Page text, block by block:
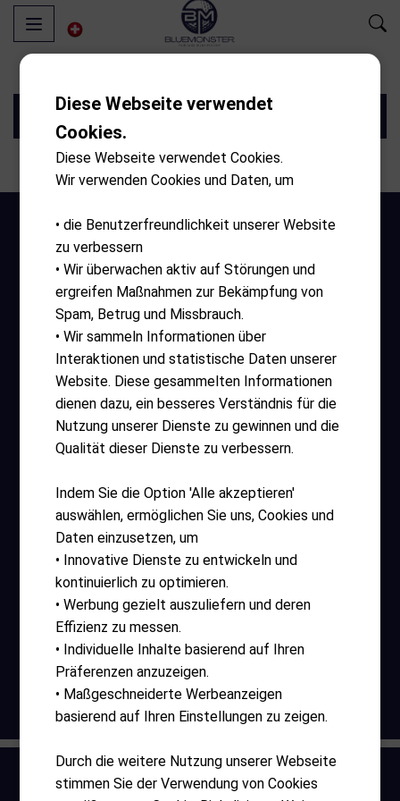
Produkte Wunschzettel Warenkorb
Filter
Öffnungszeiten
Montag – Sonntag 10:00 – 17:30
Hilfreiche Links
AGB
Register
Zahlungsmethode
© 2026 bluemonster.ch
Diese Webseite verwendet
Cookies.
Diese Webseite verwendet Cookies.
Wir verwenden Cookies und Daten, um
• die Benutzerfreundlichkeit unserer Website
zu verbessern
• Wir überwachen aktiv auf Störungen und
ergreifen Maßnahmen zur Bekämpfung von
Spam, Betrug und Missbrauch.
• Wir sammeln Informationen über
Interaktionen und statistische Daten unserer
Website. Diese gesammelten Informationen
dienen dazu, ein besseres Verständnis für die
Nutzung unserer Dienste zu gewinnen und die
Qualität dieser Dienste zu verbessern.
Indem Sie die Option 'Alle akzeptieren'
auswählen, ermöglichen Sie uns, Cookies und
Daten einzusetzen, um
• Innovative Dienste zu entwickeln und
kontinuierlich zu optimieren.
• Werbung gezielt auszuliefern und deren
Effizienz zu messen.
• Individuelle Inhalte basierend auf Ihren
Präferenzen anzuzeigen.
• Maßgeschneiderte Werbeanzeigen
basierend auf Ihren Einstellungen zu zeigen.
Durch die weitere Nutzung unserer Webseite
stimmen Sie der Verwendung von Cookies